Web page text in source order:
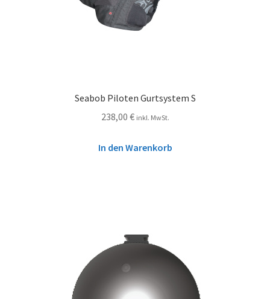
Seabob Piloten Gurtsystem S
238,00 € inkl. MwSt.
In den Warenkorb